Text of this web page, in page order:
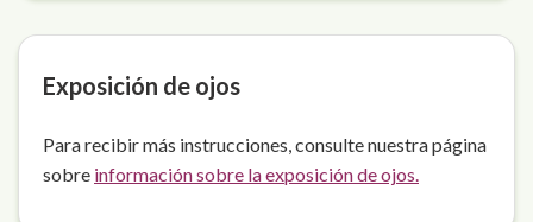
Exposición de ojos
Para recibir más instrucciones, consulte nuestra página
sobre información sobre la exposición de ojos.